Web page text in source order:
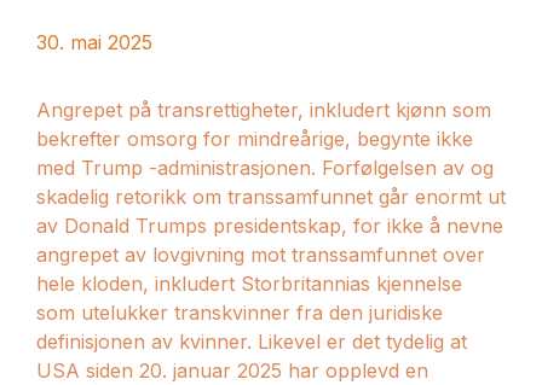
30. mai 2025
Angrepet på transrettigheter, inkludert kjønn som
bekrefter omsorg for mindreårige, begynte ikke
med Trump -administrasjonen. Forfølgelsen av og
skadelig retorikk om transsamfunnet går enormt ut
av Donald Trumps presidentskap, for ikke å nevne
angrepet av lovgivning mot transsamfunnet over
hele kloden, inkludert Storbritannias kjennelse
som utelukker transkvinner fra den juridiske
definisjonen av kvinner. Likevel er det tydelig at
USA siden 20. januar 2025 har opplevd en